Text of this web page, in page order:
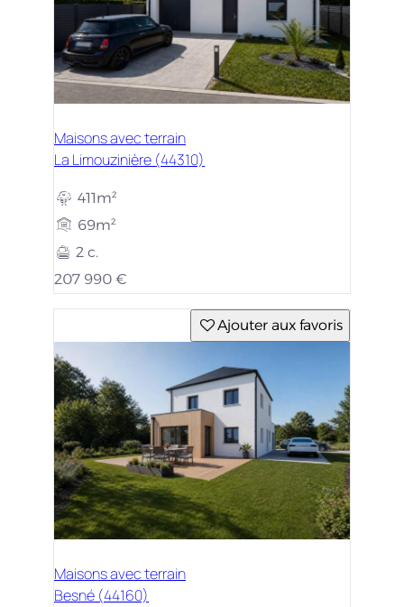
Maisons avec terrain
La Limouzinière (44310)
411m²
69m²
2 c.
207 990 €
Ajouter aux favoris
Maisons avec terrain
Besné (44160)